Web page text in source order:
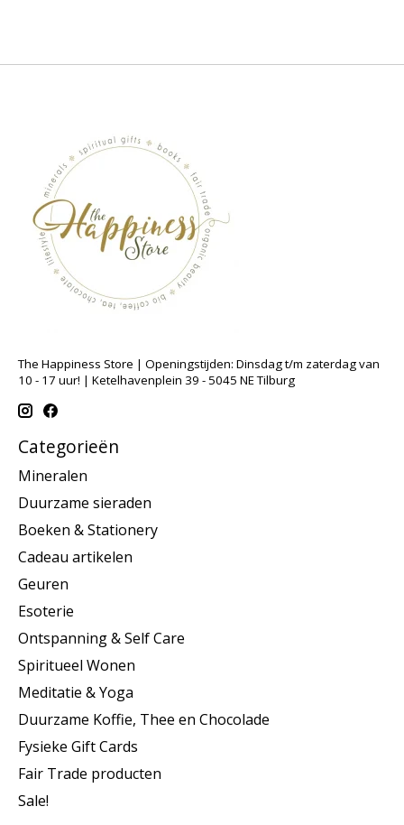
The Happiness Store | Openingstijden: Dinsdag t/m zaterdag van
10 - 17 uur! | Ketelhavenplein 39 - 5045 NE Tilburg
Categorieën
Mineralen
Duurzame sieraden
Boeken & Stationery
Cadeau artikelen
Geuren
Esoterie
Ontspanning & Self Care
Spiritueel Wonen
Meditatie & Yoga
Duurzame Koffie, Thee en Chocolade
Fysieke Gift Cards
Fair Trade producten
Sale!